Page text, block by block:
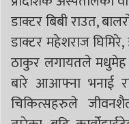
डाक्टर बिबी राउत,
डाक्टर महेशराज
ठाकुर लगायतले मधुमेह
बारे आआफ्ना भनाई
चिकित्सहरुले